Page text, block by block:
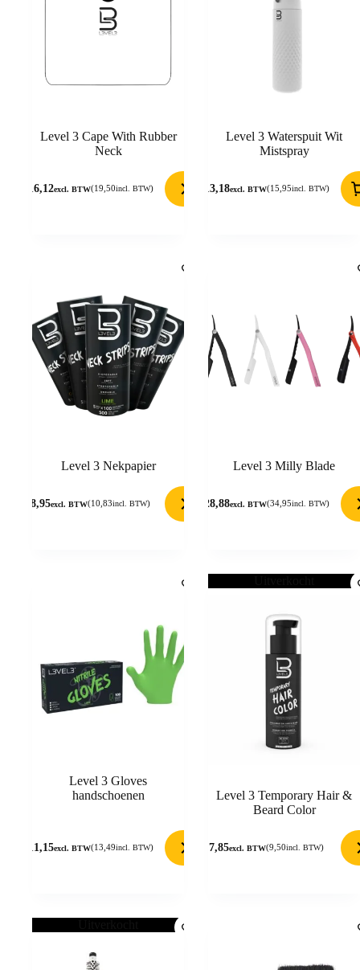
Level 3 Cape With Rubber
Neck
16,12excl. BTW(19,50incl. BTW)
Level 3 Waterspuit Wit
Mistspray
13,18excl. BTW(15,95incl. BTW)
Level 3 Nekpapier
8,95excl. BTW(10,83incl. BTW)
Level 3 Milly Blade
28,88excl. BTW(34,95incl. BTW)
Level 3 Gloves
handschoenen
11,15excl. BTW(13,49incl. BTW)
Level 3 Temporary Hair &
Beard Color
7,85excl. BTW(9,50incl. BTW)